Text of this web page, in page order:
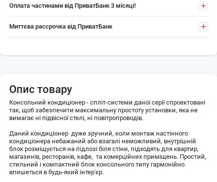
Оплата частинами від ПриватБанк 3 місяці!
Миттєва рассрочка від ПриватБанк
Опис товару
Консольний кондиціонер - спліт-системи даної серії спроектовані
так, щоб забезпечити максимальну простоту установки, яка не
вимагає ні підвісної стелі, ні повітропроводів.
Даний кондиціонер дуже зручний, коли монтаж настінного
кондиціонера небажаний або взагалі неможливий, внутрішній
блок розміщується на підлозі біля стіни, підходять для квартир,
магазинів, ресторанів, кафе, та комерційних приміщень. Простий,
стильний і компактний блок консольного типу гармонійно
впишеться в будь-який інтер'єр.